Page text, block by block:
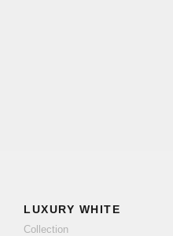
LUXURY WHITE
Collection